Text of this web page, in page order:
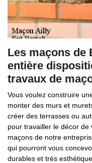
Les maçons de
entière
travaux de
Vous voulez construire
monter des murs et
créer des terrasses ou
pour travailler le décor
maçons de notre
qui pourront vous
durables et très